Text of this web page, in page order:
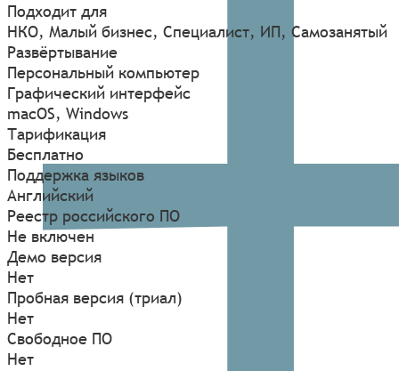
Подходит для
НКО, Малый бизнес, Специалист, ИП, Самозанятый
Развёртывание
Персональный компьютер
Графический интерфейс
macOS, Windows
Тарификация
Бесплатно
Поддержка языков
Английский
Реестр российского ПО
Не включен
Демо версия
Нет
Пробная версия (триал)
Нет
Свободное ПО
Нет